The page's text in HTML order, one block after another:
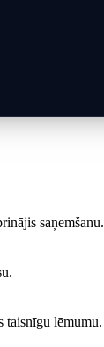
saņemšanu.
taisnīgu lēmumu.